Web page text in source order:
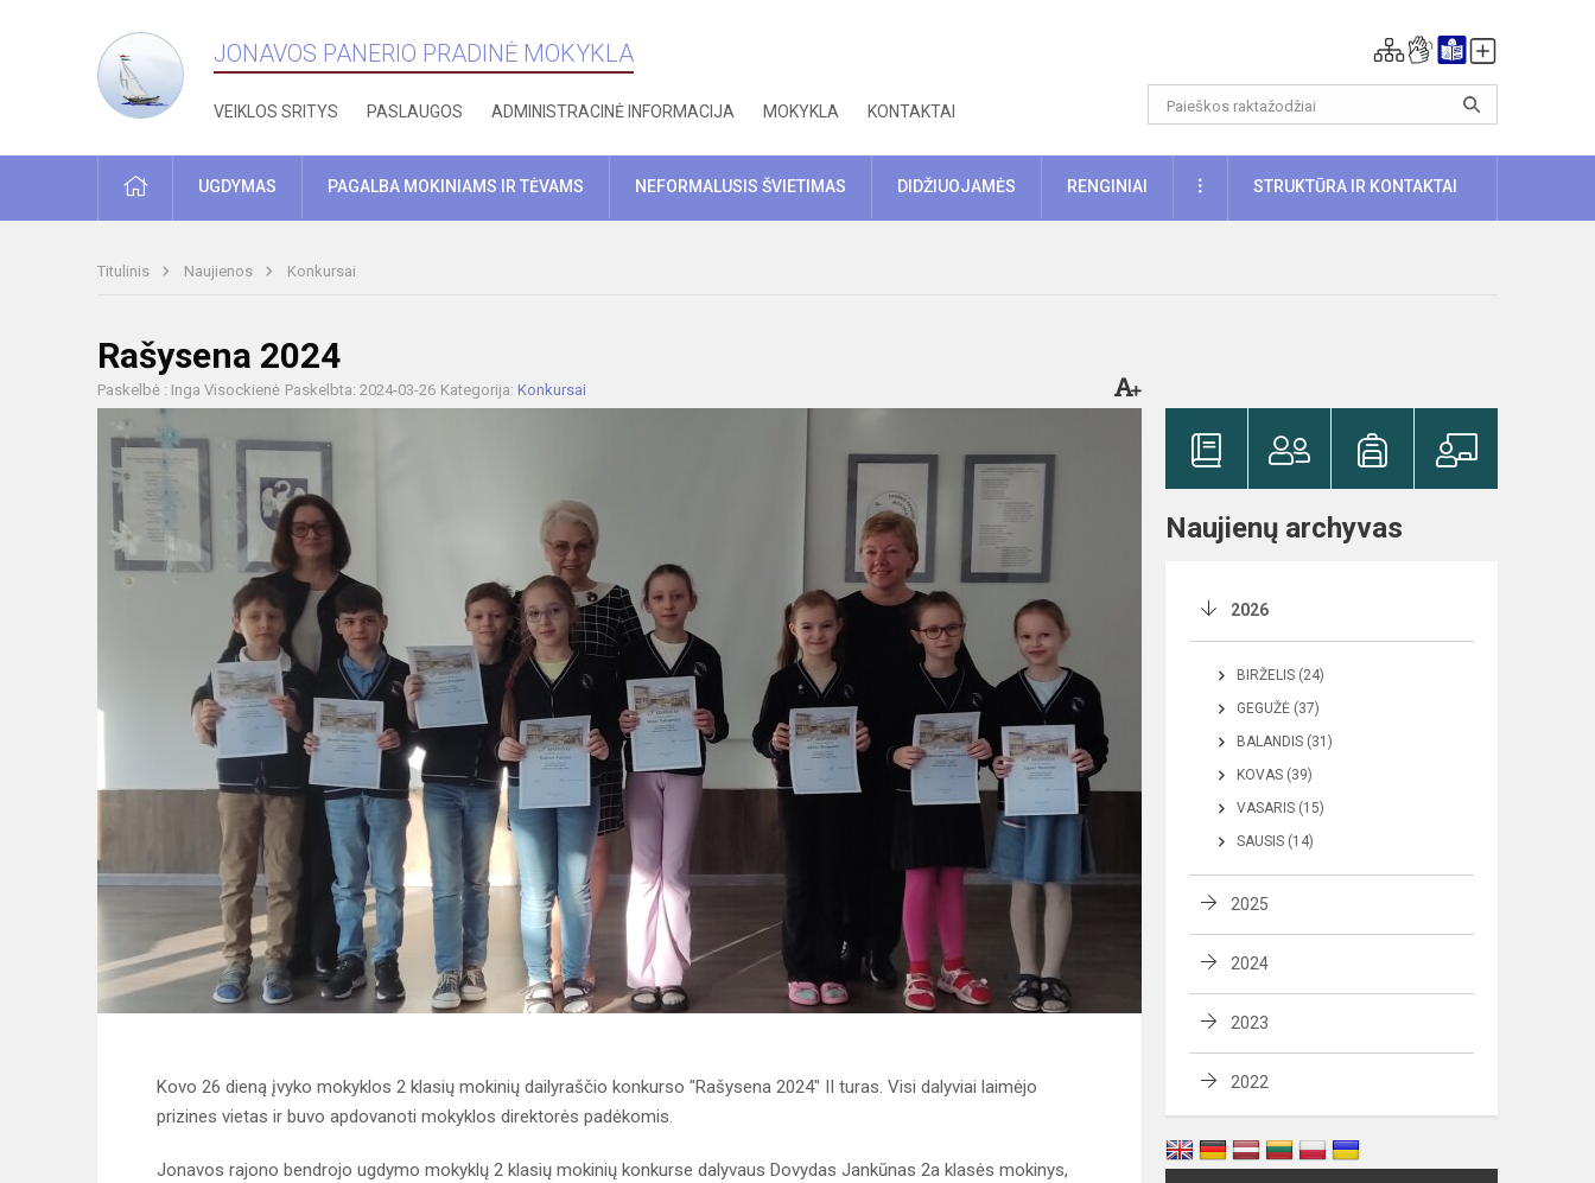
JONAVOS PANERIO PRADINĖ MOKYKLA
VEIKLOS SRITYS PASLAUGOS ADMINISTRACINĖ INFORMACIJA MOKYKLA KONTAKTAI
PRADŽIAUGDYMAS PAGALBA MOKINIAMS IR TĖVAMS NEFORMALUSIS ŠVIETIMAS DIDŽIUOJAMĖS RENGINIAI DAUGIAUSTRUKTŪRA IR KONTAKTAI
Titulinis Naujienos Konkursai
Rašysena 2024
Paskelbė : Inga Visockienė Paskelbta: 2024-03-26 Kategorija: Konkursai
Kovo 26 dieną įvyko mokyklos 2 klasių mokinių dailyraščio konkurso "Rašysena 2024" II turas. Visi dalyviai laimėjo
prizines vietas ir buvo apdovanoti mokyklos direktorės padėkomis.
Jonavos rajono bendrojo ugdymo mokyklų 2 klasių mokinių konkurse dalyvaus Dovydas Jankūnas 2a klasės mokinys,
Naujienų archyvas
2026
BIRŽELIS (24)
GEGUŽĖ (37)
BALANDIS (31)
KOVAS (39)
VASARIS (15)
SAUSIS (14)
2025
2024
2023
2022